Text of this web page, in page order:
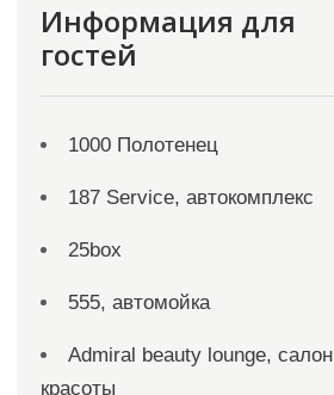
Информация для
гостей
1000 Полотенец
187 Service, автокомплекс
25box
555, автомойка
Admiral beauty lounge, салон
красоты